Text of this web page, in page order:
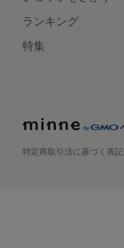
ランキング
特集
特定商取引法に基づく表記